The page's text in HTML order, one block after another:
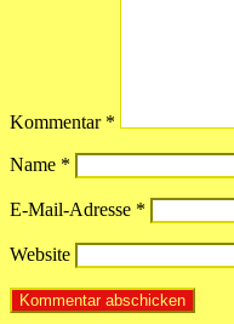
Kommentar *
Name *
E-Mail-Adresse *
Website